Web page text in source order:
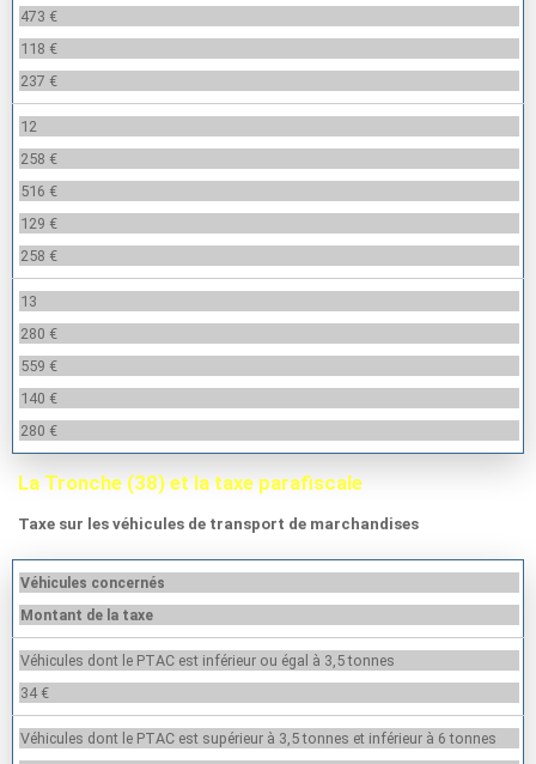
473 €
118 €
237 €
12
258 €
516 €
129 €
258 €
13
280 €
559 €
140 €
280 €
La Tronche (38) et la taxe parafiscale
Taxe sur les véhicules de transport de marchandises
Véhicules concernés
Montant de la taxe
Véhicules dont le PTAC est inférieur ou égal à 3,5 tonnes
34 €
Véhicules dont le PTAC est supérieur à 3,5 tonnes et inférieur à 6 tonnes